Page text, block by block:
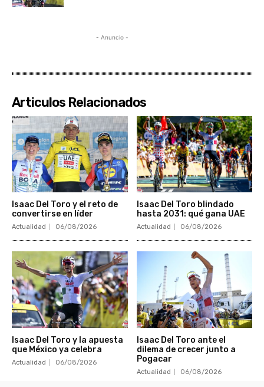
- Anuncio -
Articulos Relacionados
Isaac Del Toro y el reto de
convertirse en líder
Actualidad 06/08/2026
Isaac Del Toro blindado
hasta 2031: qué gana UAE
Actualidad 06/08/2026
Isaac Del Toro y la apuesta
que México ya celebra
Actualidad 06/08/2026
Isaac Del Toro ante el
dilema de crecer junto a
Pogacar
Actualidad 06/08/2026